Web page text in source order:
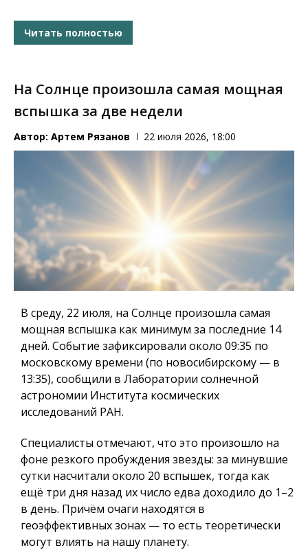
Читать полностью
На Солнце произошла самая мощная
вспышка за две недели
Автор: Артем Рязанов 22 июля 2026, 18:00
В среду, 22 июля, на Солнце произошла самая
мощная вспышка как минимум за последние 14
дней. Событие зафиксировали около 09:35 по
московскому времени (по новосибирскому — в
13:35), сообщили в Лаборатории солнечной
астрономии Института космических
исследований РАН.
Специалисты отмечают, что это произошло на
фоне резкого пробуждения звезды: за минувшие
сутки насчитали около 20 вспышек, тогда как
ещё три дня назад их число едва доходило до 1–2
в день. Причём очаги находятся в
геоэффективных зонах — то есть теоретически
могут влиять на нашу планету.